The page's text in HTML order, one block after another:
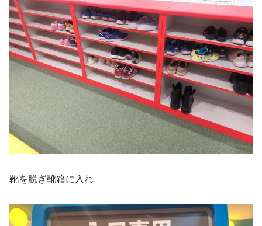
靴を脱ぎ靴箱に入れ